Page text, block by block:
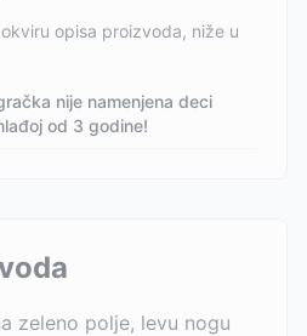
opisa proizvoda, niže u
nije namenjena deci
od 3 godine!
zeleno polje, levu nogu